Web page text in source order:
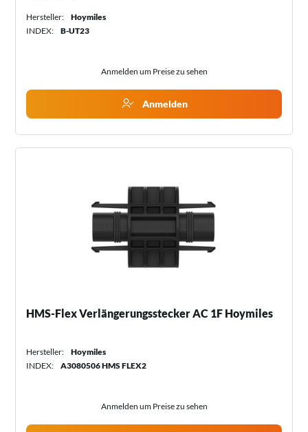
Hersteller:
Hoymiles
INDEX:
B-UT23
Anmelden um Preise zu sehen
Anmelden
HMS-Flex Verlängerungsstecker AC 1F Hoymiles
Hersteller:
Hoymiles
INDEX:
A3080506 HMS FLEX2
Anmelden um Preise zu sehen